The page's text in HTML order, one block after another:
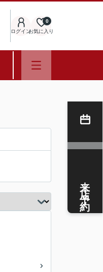
ログインお気に入り
0
来店予約